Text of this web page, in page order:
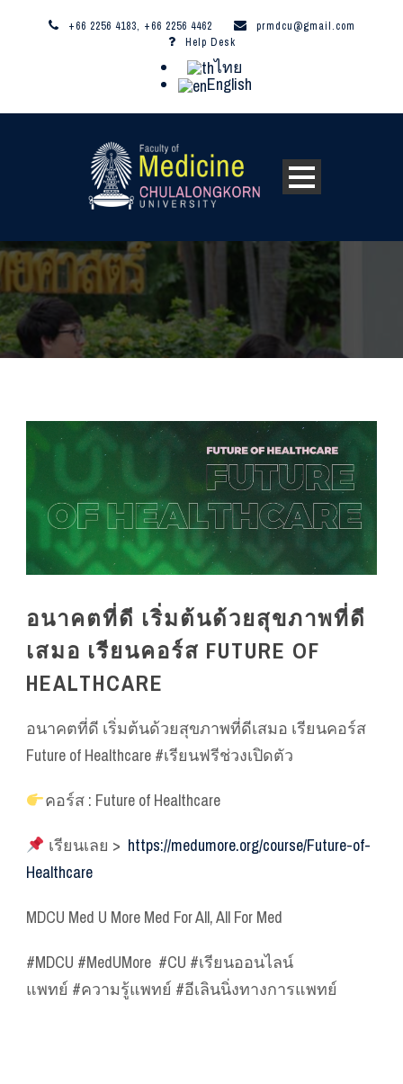
+66 2256 4183, +66 2256 4462
prmdcu@gmail.com
Help Desk
ไทย
English
อนาคตที่ดี เริ่มต้นด้วยสุขภาพที่ดี
เสมอ เรียนคอร์ส FUTURE OF
HEALTHCARE
อนาคตที่ดี เริ่มต้นด้วยสุขภาพที่ดีเสมอ เรียนคอร์ส
Future of Healthcare #เรียนฟรีช่วงเปิดตัว
คอร์ส : Future of Healthcare
เรียนเลย > https://medumore.org/course/Future-of-
Healthcare
MDCU Med U More Med For All, All For Med
#MDCU #MedUMore #CU #เรียนออนไลน์
แพทย์ #ความรู้แพทย์ #อีเลินนิ่งทางการแพทย์